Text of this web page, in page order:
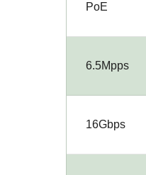
PoE
6.5Mpps
16Gbps